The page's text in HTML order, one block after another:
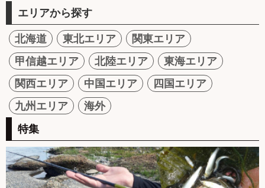
エリアから探す
北海道 東北エリア
関東エリア
甲信越エリア
北陸エリア
東海エリア
関西エリア
中国エリア
四国エリア
九州エリア
海外
特集